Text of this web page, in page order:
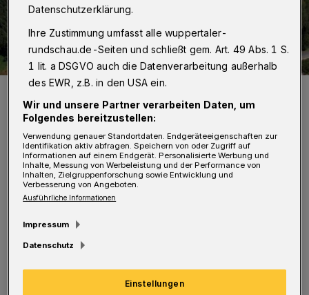
Die JVA in Ronsdorf. Dort dreht der Fernsehsender RTL 2 eine
Doku-Serie.
Foto: RTL II
D as hat die Gefängnisleitung am
Montagmittag bekannt gegeben. Der
Untersuchungsgefangene war demnach am
Donnerstag in Köln festgenommen worden
und befand sich seit Freitag in der JVA. Er saß
Datenschutzerklärung.
Ihre Zustimmung umfasst alle wuppertaler-
rundschau.de-Seiten und schließt gem. Art. 49 Abs. 1 S.
1 lit. a DSGVO auch die Datenverarbeitung außerhalb
des EWR, z.B. in den USA ein.
Wir und unsere Partner verarbeiten Daten, um
Folgendes bereitzustellen:
Verwendung genauer Standortdaten. Endgeräteeigenschaften zur
Identifikation aktiv abfragen. Speichern von oder Zugriff auf
Informationen auf einem Endgerät. Personalisierte Werbung und
Inhalte, Messung von Werbeleistung und der Performance von
Inhalten, Zielgruppenforschung sowie Entwicklung und
Verbesserung von Angeboten.
Ausführliche Informationen
Impressum
Datenschutz
Einstellungen